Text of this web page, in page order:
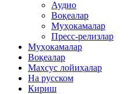
Аудио
Воқеалар
Муҳокамалар
Пресс-релизлар
Муҳокамалар
Воқеалар
Махсус лойиҳалар
На русском
Кириш